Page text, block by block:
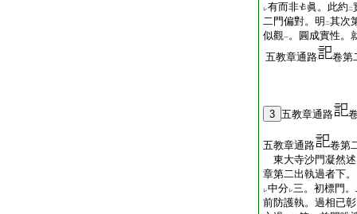
レ有而非 眞。此約 二
二門偏對。明 二其次
似觀一。圓成實性。
五教章通路
卷第
3 五教章通路
五教章通路
卷第
東大寺沙門凝然
章第二出執過者下
レ中分レ三。初標門
前防護執。過相已